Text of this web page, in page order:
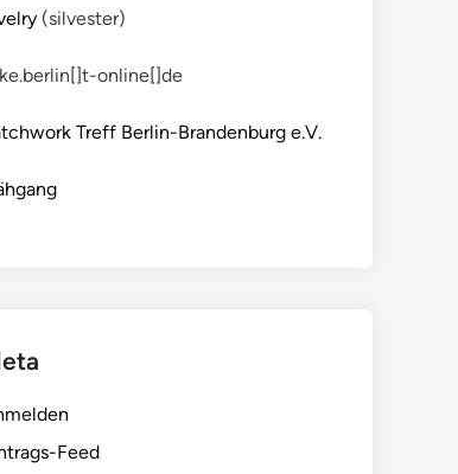
(silvester)
online[]de
Treff Berlin-Brandenburg e.V.
Feed